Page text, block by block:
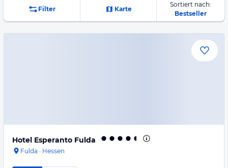
Filter Karte
Sortiert nach:
Bestseller
Hotel Esperanto Fulda
Fulda · Hessen